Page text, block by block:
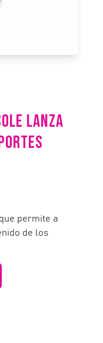
LANZA
permite a
de los